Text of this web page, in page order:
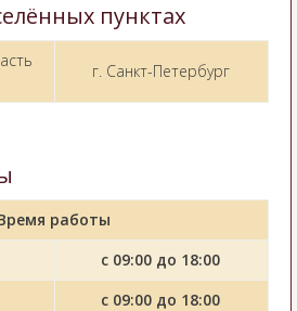
пунктах
г. Санкт-Петербург
работы
с 09:00 до 18:00
с 09:00 до 18:00